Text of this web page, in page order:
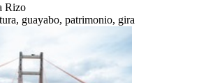
Rizo
guayabo, patrimonio, gira